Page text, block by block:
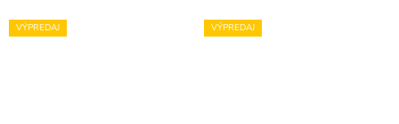
VÝPREDAJ VÝPREDAJ